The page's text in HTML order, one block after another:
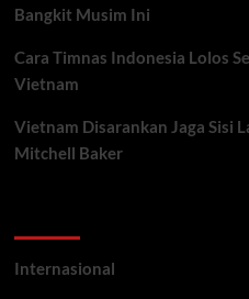
Bangkit Musim Ini
Cara Timnas Indonesia Lolos
Vietnam
Vietnam Disarankan Jaga Sisi
Mitchell Baker
Internasional